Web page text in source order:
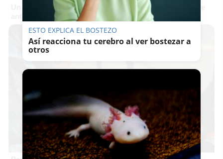
Un verdadero MMORPG de la vieja escuela ¡Cómo los de
antes, pero mejor!
ESTO EXPLICA EL BOSTEZO
Así reacciona tu cerebro al ver bostezar a
otros